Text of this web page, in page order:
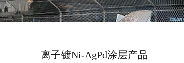
离子镀Ni-AgPd涂层产品